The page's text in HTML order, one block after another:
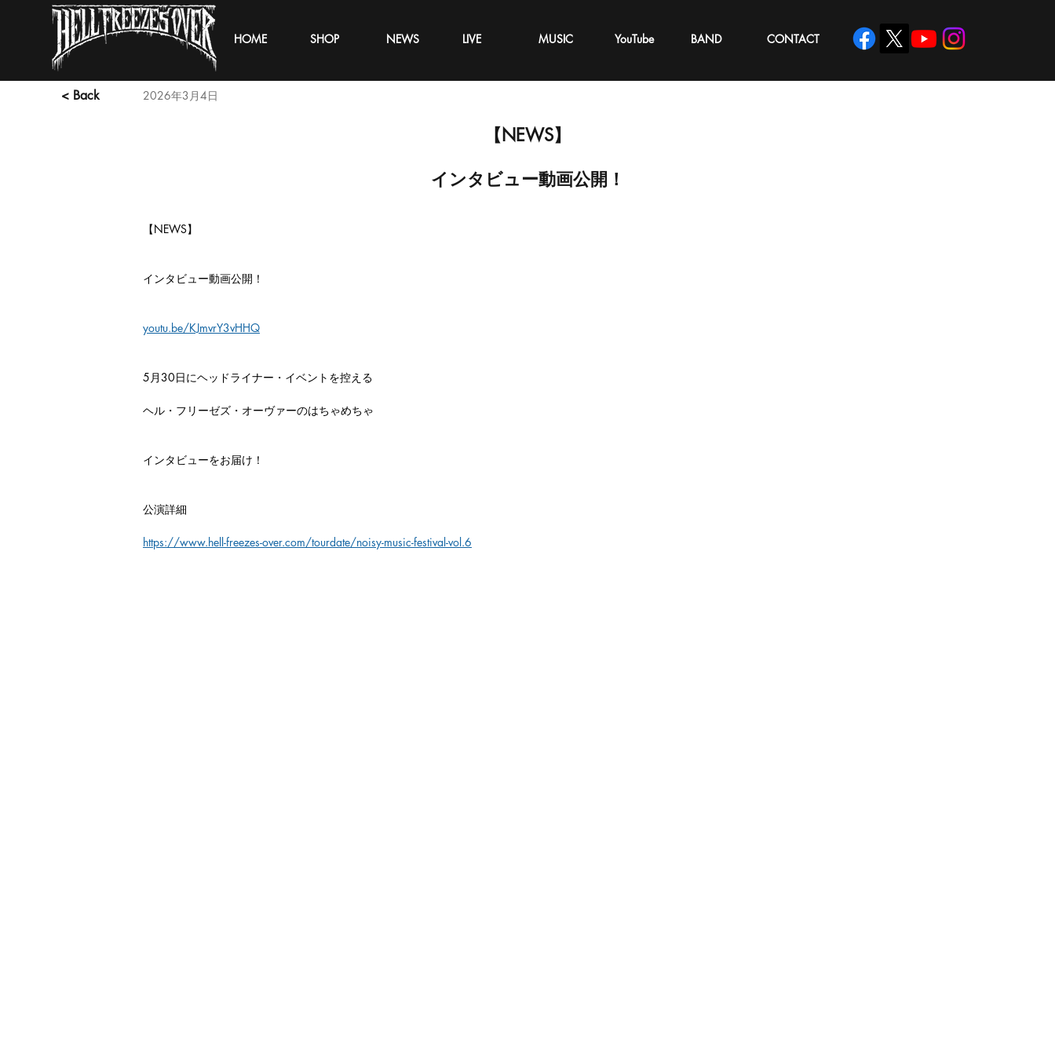
HOME SHOP NEWS LIVE MUSIC YouTube BAND CONTACT
< Back 2026年3月4日
【NEWS】
インタビュー動画公開！
【NEWS】
インタビュー動画公開！
youtu.be/KJmvrY3vHHQ
5月30日にヘッドライナー・イベントを控える
ヘル・フリーゼズ・オーヴァーのはちゃめちゃ
インタビューをお届け！
公演詳細
https://www.hell-freezes-over.com/tourdate/noisy-music-festival-vol.6